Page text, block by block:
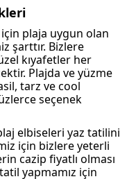
plaja uygun olan
şarttır. Bizlere
kıyafetler her
Plajda ve yüzme
tarz ve cool
seçenek
elbiseleri yaz tatilini
için bizlere yeterli
cazip fiyatlı olması
yapmamız için